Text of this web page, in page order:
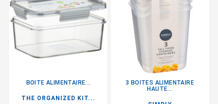
BOITE ALIMENTAIRE...
THE ORGANIZED KIT...
3 BOITES ALIMENTAIRE
HAUTE...